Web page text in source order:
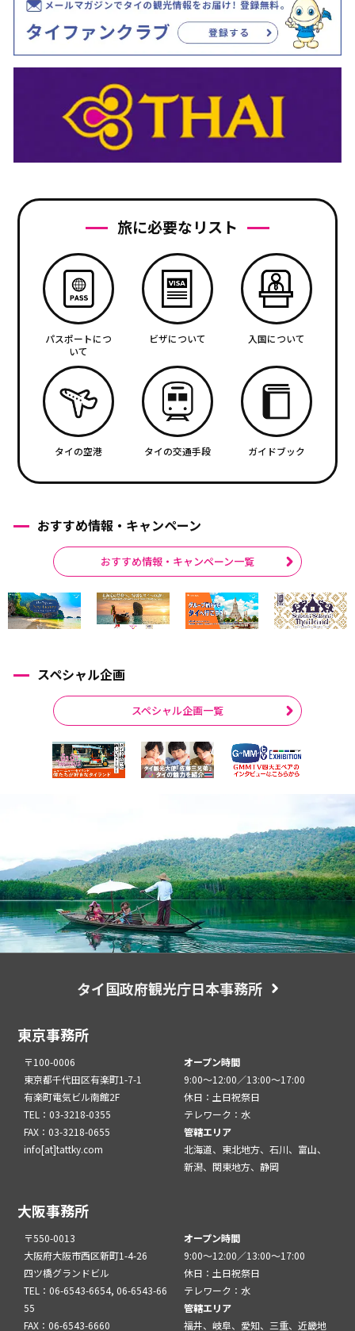
旅に必要なリスト
パスポートにつ
いて
ビザについて 入国について
タイの空港 タイの交通手段 ガイドブック
おすすめ情報・キャンペーン
おすすめ情報・キャンペーン一覧
スペシャル企画
スペシャル企画一覧
タイ国政府観光庁日本事務所
東京事務所
〒100-0006
東京都千代田区有楽町1-7-1
有楽町電気ビル南館2F
TEL：03-3218-0355
FAX：03-3218-0655
info[at]tattky.com
オープン時間
9:00～12:00／13:00～17:00
休日：土日祝祭日
テレワーク：水
管轄エリア
北海道、東北地方、石川、富山、
新潟、関東地方、静岡
大阪事務所
〒550-0013
大阪府大阪市西区新町1-4-26
四ツ橋グランドビル
TEL：06-6543-6654, 06-6543-66
55
FAX：06-6543-6660
オープン時間
9:00～12:00／13:00～17:00
休日：土日祝祭日
テレワーク：水
管轄エリア
福井、岐阜、愛知、三重、近畿地